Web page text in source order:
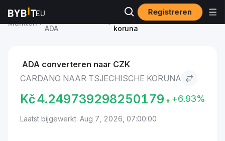
Registreren
Markten
Cardano-prijs
ADA
Cardano to Tsjechische
koruna
ADA converteren naar CZK
CARDANO NAAR TSJECHISCHE KORUNA
Kč4.249739298250179 +6.93%
Laatst bijgewerkt: Aug 7, 2026, 07:00:00